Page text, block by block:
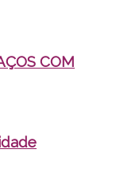
COM